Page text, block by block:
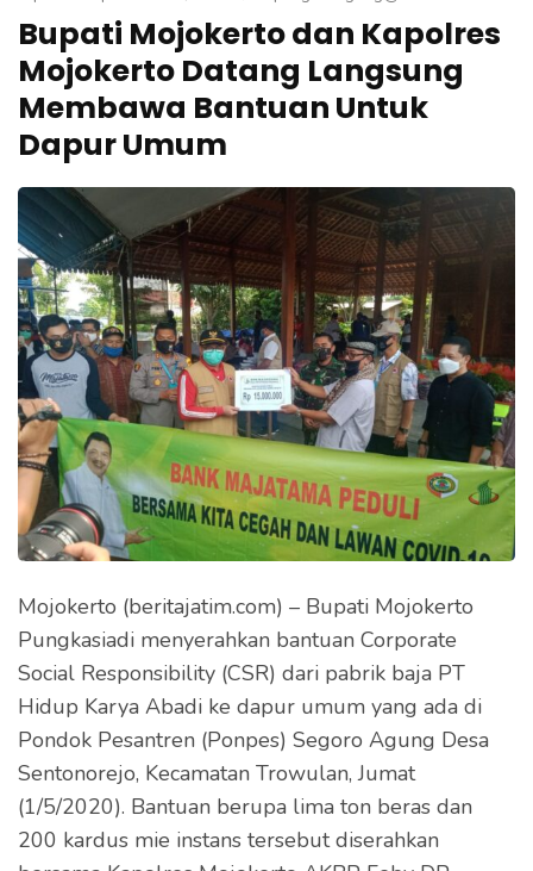
Bupati Mojokerto dan Kapolres
Mojokerto Datang Langsung
Membawa Bantuan Untuk
Dapur Umum
Mojokerto (beritajatim.com) – Bupati Mojokerto
Pungkasiadi menyerahkan bantuan Corporate
Social Responsibility (CSR) dari pabrik baja PT
Hidup Karya Abadi ke dapur umum yang ada di
Pondok Pesantren (Ponpes) Segoro Agung Desa
Sentonorejo, Kecamatan Trowulan, Jumat
(1/5/2020). Bantuan berupa lima ton beras dan
200 kardus mie instans tersebut diserahkan